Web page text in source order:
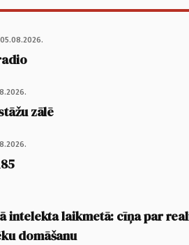
05.08.2026.
zālē
intelekta laikmetā: cīņa par
domāšanu